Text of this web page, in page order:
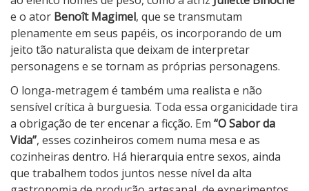
e o ator Benoît Magimel, que se transmutam
plenamente em seus papéis, os incorporando de um
jeito tão naturalista que deixam de interpretar
personagens e se tornam as próprias personagens.
O longa-metragem é também uma realista e não
sensível crítica à burguesia. Toda essa organicidade tira
a obrigação de ter encenar a ficção. Em “O Sabor da
Vida”, esses cozinheiros comem numa mesa e as
cozinheiras dentro. Há hierarquia entre sexos, ainda
que trabalhem todos juntos nesse nível da alta